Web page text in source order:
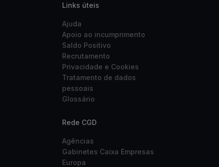
Links úteis
Ajuda
Apoio ao incumprimento
Saldo Positivo
Recrutamento
Privacidade e Cookies
Tratamento de dados
pessoais
Glossário
Rede CGD
Agências
Gabinetes Caixa Empresas
Europa